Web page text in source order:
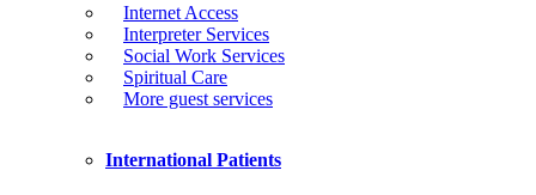
Internet Access
Interpreter Services
Social Work Services
Spiritual Care
More guest services
International Patients